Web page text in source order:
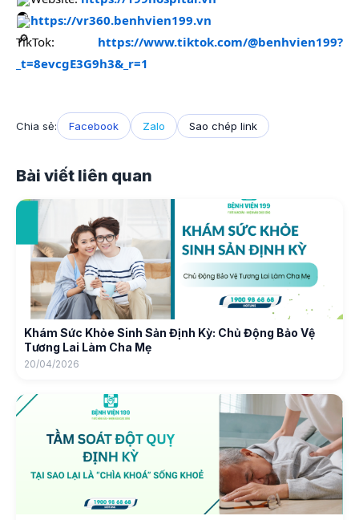
https://vr360.benhvien199.vn
TikTok: https://www.tiktok.com/@benhvien199?
_t=8evcgE3G9h3&_r=1
Chia sẻ: Facebook Zalo Sao chép link
Bài viết liên quan
Khám Sức Khỏe Sinh Sản Định Kỳ: Chủ Động Bảo Vệ
Tương Lai Làm Cha Mẹ
20/04/2026